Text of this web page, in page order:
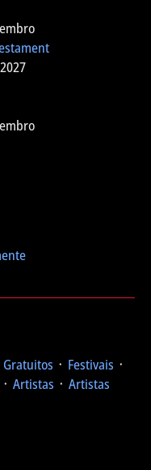
᛫ Festivais ᛫
᛫ Artistas ᛫ Artistas